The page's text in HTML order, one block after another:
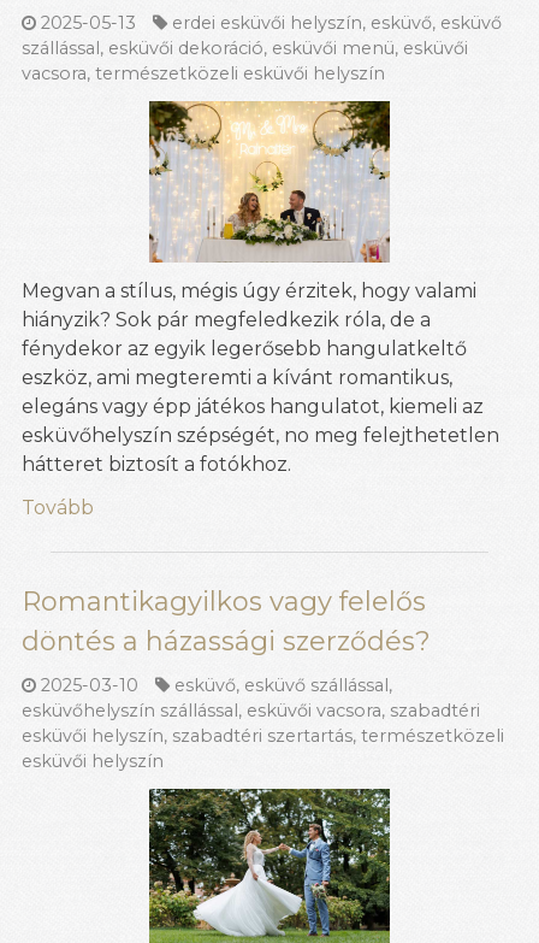
2025-05-13 erdei esküvői helyszín, esküvő, esküvő
szállással, esküvői dekoráció, esküvői menü, esküvői
vacsora, természetközeli esküvői helyszín
Megvan a stílus, mégis úgy érzitek, hogy valami
hiányzik? Sok pár megfeledkezik róla, de a
fénydekor az egyik legerősebb hangulatkeltő
eszköz, ami megteremti a kívánt romantikus,
elegáns vagy épp játékos hangulatot, kiemeli az
esküvőhelyszín szépségét, no meg felejthetetlen
hátteret biztosít a fotókhoz.
Tovább
Romantikagyilkos vagy felelős
döntés a házassági szerződés?
2025-03-10 esküvő, esküvő szállással ,
esküvőhelyszín szállással , esküvői vacsora, szabadtéri
esküvői helyszín, szabadtéri szertartás, természetközeli
esküvői helyszín